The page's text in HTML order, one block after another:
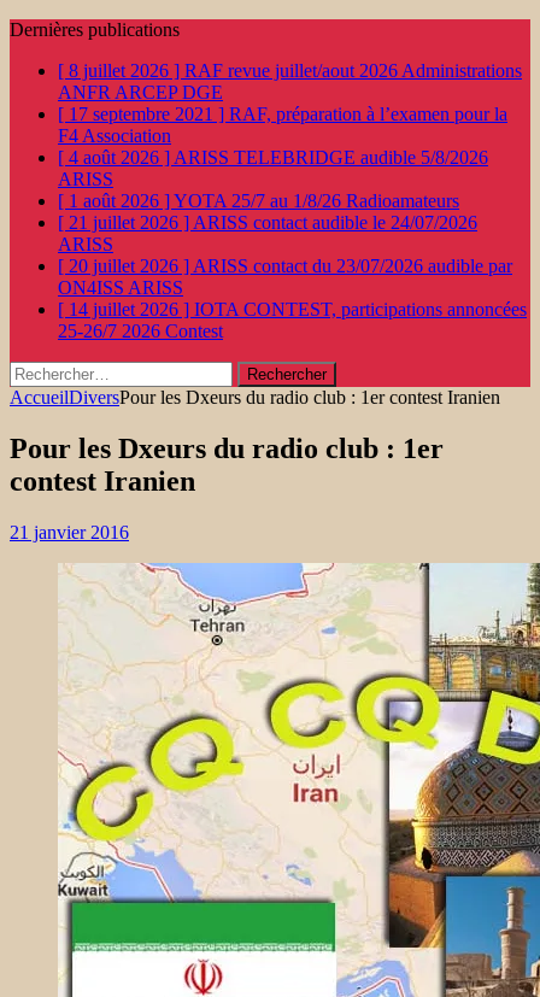
Dernières publications
[ 8 juillet 2026 ] RAF revue juillet/aout 2026 Administrations
ANFR ARCEP DGE
[ 17 septembre 2021 ] RAF, préparation à l’examen pour la
F4 Association
[ 4 août 2026 ] ARISS TELEBRIDGE audible 5/8/2026
ARISS
[ 1 août 2026 ]YOTA 25/7 au 1/8/26 Radioamateurs
[ 21 juillet 2026 ] ARISS contact audible le 24/07/2026
ARISS
[ 20 juillet 2026 ] ARISS contact du 23/07/2026 audible par
ON4ISS ARISS
[ 14 juillet 2026 ] IOTA CONTEST, participations annoncées
25-26/7 2026 Contest
Rechercher :
AccueilDiversPour les Dxeurs du radio club : 1er contest Iranien
Pour les Dxeurs du radio club : 1er
contest Iranien
21 janvier 2016